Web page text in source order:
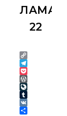
ЛАМАРК
22
Copy
Link
Telegram
Pocket
WordPress
LiveJournal
Tumblr
VK